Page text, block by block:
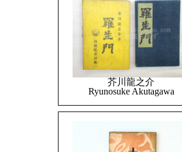
芥川龍之介
Ryunosuke Akutagawa